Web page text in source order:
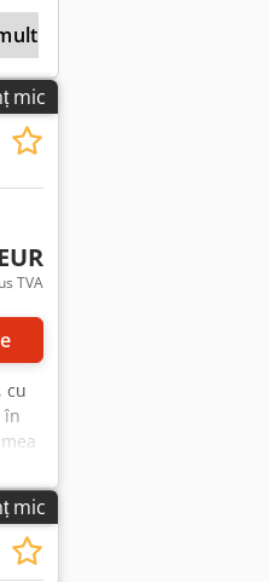
mic
TVA
cu
în
mic